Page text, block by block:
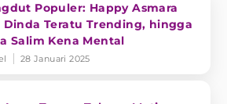
Populer: Happy Asmara
Dinda Teratu Trending, hingga
Salim Kena Mental
28 Januari 2025